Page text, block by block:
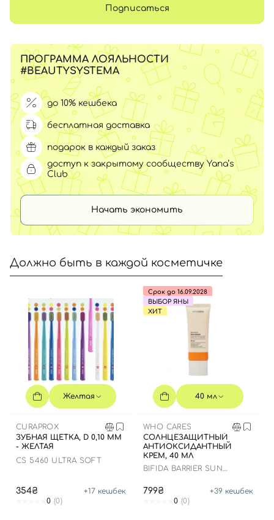
Подписаться
ПРОГРАММА ЛОЯЛЬНОСТИ
#BEAUTYSYSTEMA
до 10% кешбека
бесплатная доставка
подарок в каждый заказ
доступ к закрытому сообществу Yana’s
Club
Начать экономить
Должно быть в каждой косметичке
Желтая
CURAPROX
ЗУБНАЯ ЩЕТКА, D 0,10 ММ
- ЖЕЛТАЯ
CS 5460 ULTRA SOFT
354₴ +17 кешбек
0 (0)
Срок до 16.09.2028
ВЫБОР ЯНЫ
ХИТ
40 мл
WHO CARES
СОЛНЦЕЗАЩИТНЫЙ
АНТИОКСИДАНТНЫЙ
КРЕМ, 40 МЛ
BIFIDA BARRIER SUN
799₴ +39 кешбек
0 (0)